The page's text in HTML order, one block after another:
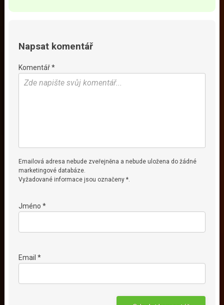
Napsat komentář
Komentář *
Emailová adresa nebude zveřejněna a nebude uložena do žádné
marketingové databáze.
Vyžadované informace jsou označeny *.
Jméno *
Email *